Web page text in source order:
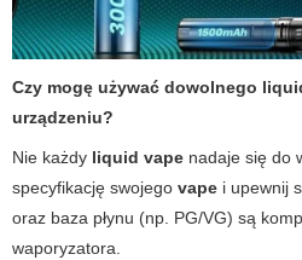
Czy mogę używać dowolnego
urządzeniu?
Nie każdy liquid vape nadaje się do
specyfikację swojego vape i upewnij
oraz baza płynu (np. PG/VG) są
waporyzatora.